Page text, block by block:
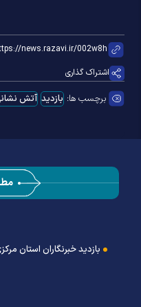
اشتراک گذاری
برچسب ها: بازدید آتش
بازدید خبرنگاران استان